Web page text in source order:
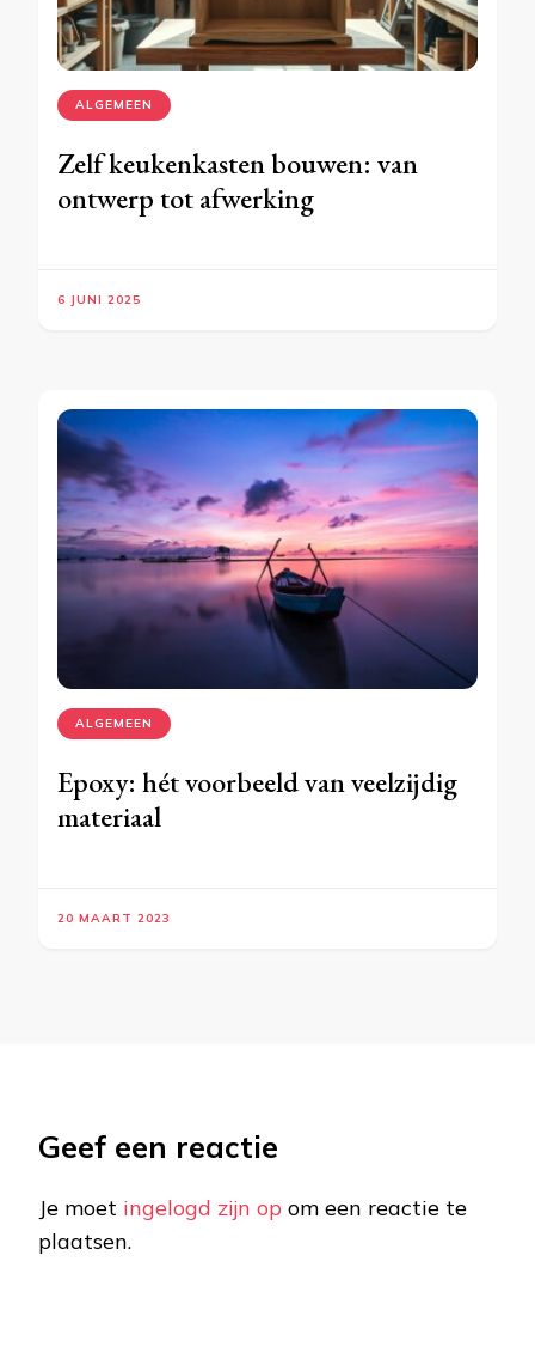
ALGEMEEN
Zelf keukenkasten bouwen: van
ontwerp tot afwerking
6 JUNI 2025
ALGEMEEN
Epoxy: hét voorbeeld van veelzijdig
materiaal
20 MAART 2023
Geef een reactie
Je moet ingelogd zijn op om een reactie te
plaatsen.